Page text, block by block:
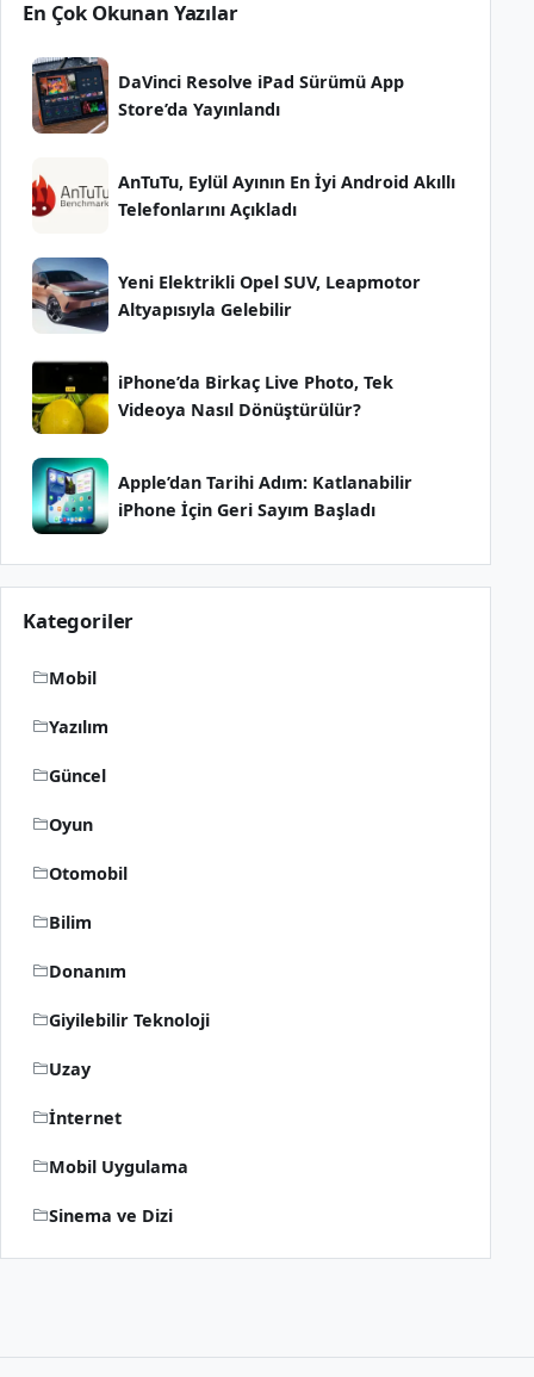
En Çok Okunan Yazılar
DaVinci Resolve iPad Sürümü App
Store’da Yayınlandı
AnTuTu, Eylül Ayının En İyi Android Akıllı
Telefonlarını Açıkladı
Yeni Elektrikli Opel SUV, Leapmotor
Altyapısıyla Gelebilir
iPhone’da Birkaç Live Photo, Tek
Videoya Nasıl Dönüştürülür?
Apple’dan Tarihi Adım: Katlanabilir
iPhone İçin Geri Sayım Başladı
Kategoriler
Mobil
Yazılım
Güncel
Oyun
Otomobil
Bilim
Donanım
Giyilebilir Teknoloji
Uzay
İnternet
Mobil Uygulama
Sinema ve Dizi